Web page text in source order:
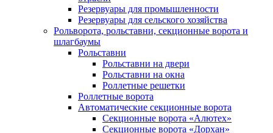
Резервуары для промышленности
Резервуары для сельского хозяйства
Рольворота, рольставни, секционные ворота и
шлагбаумы
Рольставни
Рольставни на двери
Рольставни на окна
Роллетные решетки
Роллетные ворота
Автоматические секционные ворота
Секционные ворота «Алютех»
Секционные ворота «Дорхан»